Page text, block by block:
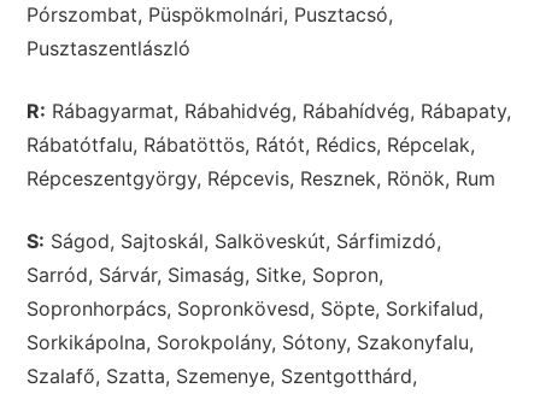
Pórszombat, Püspökmolnári, Pusztacsó,
Pusztaszentlászló
R: Rábagyarmat, Rábahidvég, Rábahídvég, Rábapaty,
Rábatótfalu, Rábatöttös, Rátót, Rédics, Répcelak,
Répceszentgyörgy, Répcevis, Resznek, Rönök, Rum
S: Ságod, Sajtoskál, Salköveskút, Sárfimizdó,
Sarród, Sárvár, Simaság, Sitke, Sopron,
Sopronhorpács, Sopronkövesd, Söpte, Sorkifalud,
Sorkikápolna, Sorokpolány, Sótony, Szakonyfalu,
Szalafő, Szatta, Szemenye, Szentgotthárd,